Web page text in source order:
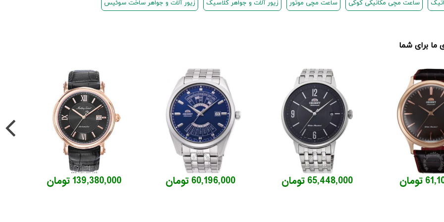
ساعت مچی مکانیکی کوکی ساعت مچی موتور زیور آلات و جواهر کلاسیک زیور آلات و جواهر ساخت سوئیس
ما برای شما
139,380,000 تومان 60,196,000 تومان 65,448,000 تومان تومان